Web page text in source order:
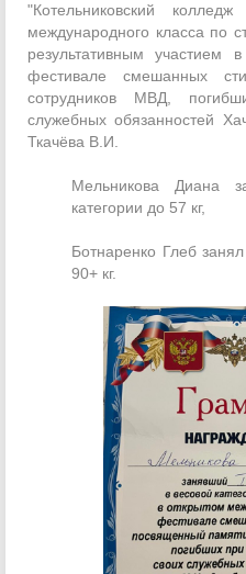
"Котельниковский
международного класса по
результативным участием
фестивале смешанных
сотрудников МВД,
служебных обязанностей
Ткачёва В.И.
Мельникова Диана
категории до 57 кг,
Ботнаренко Глеб
90+ кг.